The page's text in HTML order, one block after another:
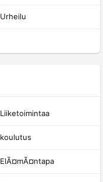
Urheilu
Liiketoimintaa
koulutus
ElÃ¤mÃ¤ntapa